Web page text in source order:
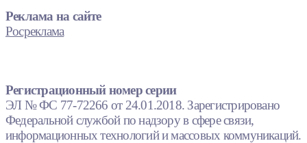
Реклама на сайте
Росреклама
Регистрационный номер серии
ЭЛ № ФС 77-72266 от 24.01.2018. Зарегистрировано
Федеральной службой по надзору в сфере связи,
информационных технологий и массовых коммуникаций.